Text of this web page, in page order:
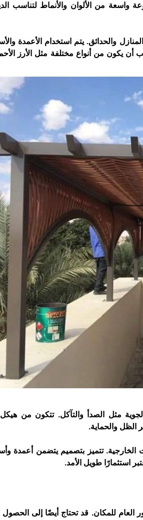
واسعة من الألوان والأنماط لتناسب
والحدائق. يتم استخدام الأعمدة
يكون من أنواع مختلفة مثل الأرز
الجوية مثل الصدأ والتآكل. تتكون من
الظل والحماية.
الخارجية. تتميز بتصميم يتضمن أعمدة
استثمارًا طويل الأمد.
العام للمكان. قد تحتاج أيضًا إلى